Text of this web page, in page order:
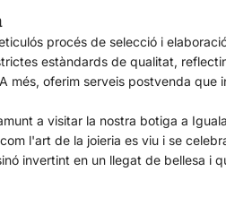
procés de selecció i
estàndards de qualitat,
més, oferim serveis postvenda
a visitar la nostra botiga a
l'art de la joieria es viu i se
invertint en un llegat de bellesa i